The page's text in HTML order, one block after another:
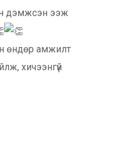
дэмжсэн ээж
өндөр амжилт
хичээнгүй